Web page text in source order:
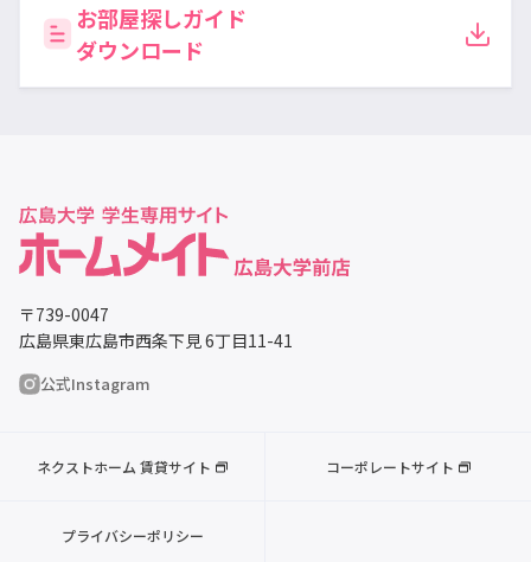
お部屋探しガイド
ダウンロード
〒739-0047
広島県東広島市西条下見 6丁目11-41
公式Instagram
ネクストホーム 賃貸サイト コーポレートサイト
プライバシーポリシー